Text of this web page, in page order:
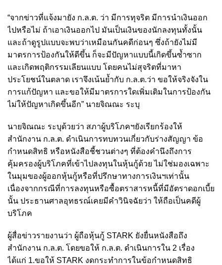
“จากข่าวที่แจ้งมายัง ก.ล.ต. ว่า มีการทุจริต มีการนำเงินออก
ไปหรือไม่ ถ้าเอาเงินออกไป มันเป็นเงินของนักลงทุนทั้งนั้น
และถ้าดูรูปแบบจะพบว่าเหมือนกันคดีก่อนๆ ซึ่งถ้ายังไม่มี
มาตรการป้องกันให้ดีขึ้น ก็จะมีปัญหาแบบนี้เกิดขึ้นซ้ำซาก
และเกิดพฤติกรรมเลียนแบบ โดยคนไม่สุจริตที่มาหา
ประโยชน์ในตลาด เราจึงเน้นย้ำกับ ก.ล.ต.ว่า ขอให้จริงจังใน
การแก้ปัญหา และขอให้มีมาตรการใดเพิ่มเติมในการป้องกัน
ไม่ให้ปัญหาเกิดขึ้นอีก” นายจิณณะ ระบุ
นายจิณณะ ระบุด้วยว่า สภาผู้บริโภคฯยังเรียกร้องให้
สำนักงาน ก.ล.ต. ดำเนินการทบทวนเกี่ยวกับร่างสัญญา ข้อ
กำหนดสิทธิ หรือหนังสือชี้ชวนต่างๆ ที่ต้องคำนึงถึงการ
คุ้มครองผู้บริโภคที่เข้าไปลงทุนในหุ้นกู้ด้วย ไม่ใช่มองเฉพาะ
ในมุมของผู้ออกหุ้นกู้หรือที่ปรึกษาทางการเงินฯเท่านั้น
เนื่องจากกรณีที่การลงทุนหรือซื้อตราสารหนี้ที่มีอัตราดอกเบี้ย
นั้น ประธานศาลอุทธรณ์เคยมีคำวินิจฉัยว่า ให้ถือเป็นคดีผู้
บริโภค
ผู้สื่อข่าวรายงานว่า ผู้ถือหุ้นกู้ STARK ยังยื่นหนังสือถึง
สำนักงาน ก.ล.ต. โดยขอให้ ก.ล.ต. ดำเนินการใน 2 เรื่อง
ได้แก่ 1.ขอให้ STARK งดกระทำการในข้อกำหนดสิทธิ